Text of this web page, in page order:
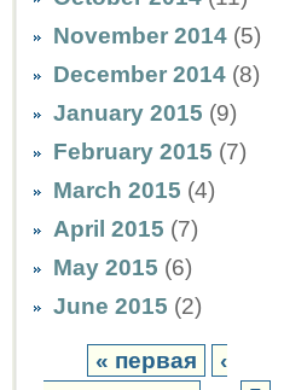
November 2014 (5)
December 2014 (8)
January 2015 (9)
February 2015 (7)
March 2015 (4)
April 2015 (7)
May 2015 (6)
June 2015 (2)
« первая
‹